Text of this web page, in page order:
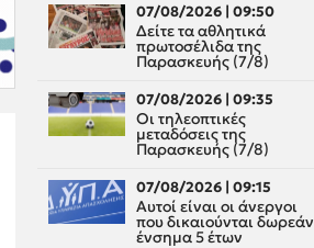
07/08/2026 | 09:50
Δείτε τα αθλητικά
πρωτοσέλιδα της
Παρασκευής (7/8)
07/08/2026 | 09:35
Οι τηλεοπτικές
μεταδόσεις της
Παρασκευής (7/8)
07/08/2026 | 09:15
Αυτοί είναι οι άνεργοι
που δικαιούνται δωρεάν
ένσημα 5 έτων